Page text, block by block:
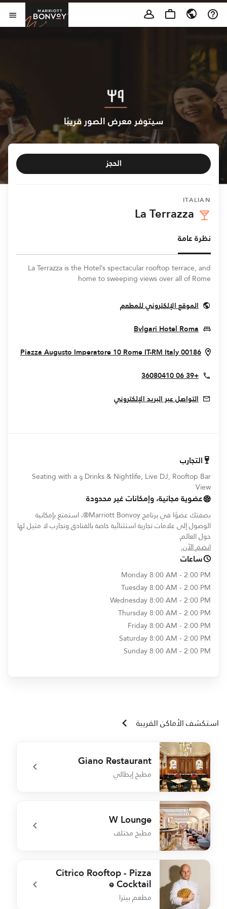
Skip to Content
سيتوفر معرض الصور قريبًا
ITALIAN
La Terrazza
الحجز
نظرة عامة
La Terrazza is the Hotel’s spectacular rooftop terrace, and
home to sweeping views over all of Rome
الموقع الإلكتروني للمطعمOpens In New Window
Bvlgari Hotel Roma
Opens In New Window
Piazza Augusto Imperatore 10RomeIT-RMItaly00186
+39 06 36080410
التواصل عبر البريد الإلكتروني
التجارب
Drinks & Nightlife, Live DJ, Rooftop Bar و Seating with a
View
عضوية مجانية، وإمكانات غير محدودة
بصفتك عضوًا في برنامج Marriott Bonvoy®، استمتع بإمكانية
الوصول إلى علامات تجارية استثنائية خاصة بالفنادق وتجارب لا مثيل لها
حول العالم.
انضم الآن.
ساعات
Monday8:00 AM - 2:00 PM
Tuesday8:00 AM - 2:00 PM
Wednesday8:00 AM - 2:00 PM
Thursday8:00 AM - 2:00 PM
Friday8:00 AM - 2:00 PM
Saturday8:00 AM - 2:00 PM
Sunday8:00 AM - 2:00 PM
استكشف الأماكن القريبة
Giano Restaurant
مطبخ إيطالي
undefined Giano Restaurant
W Lounge
مطبخ مختلف
undefined W Lounge
Citrico Rooftop - Pizza
e Cocktail
مطعم بيتزا